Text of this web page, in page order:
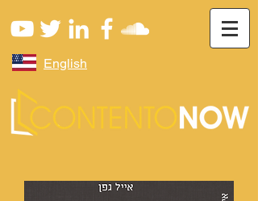
English